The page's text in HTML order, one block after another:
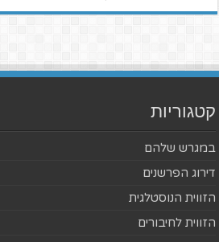
קטגוריות
במגרש שלהם
דירוג הפרשנים
הזווית הנוסטלגית
הזווית לחיבורים